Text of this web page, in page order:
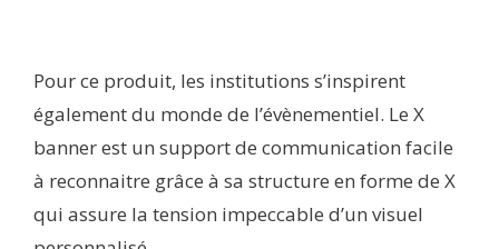
Pour ce produit, les institutions s’inspirent
également du monde de l’évènementiel. Le X
banner est un support de communication facile
à reconnaitre grâce à sa structure en forme de X
qui assure la tension impeccable d’un visuel